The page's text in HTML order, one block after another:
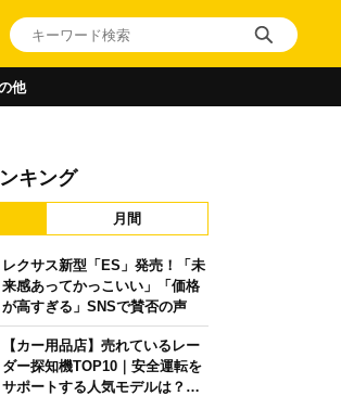
他
キング
月間
レクサス新型「ES」発売！「未
来感あってかっこいい」「価格
が高すぎる」SNSで賛否の声
【カー用品店】売れているレー
ダー探知機TOP10｜安全運転を
サポートする人気モデルは？【2